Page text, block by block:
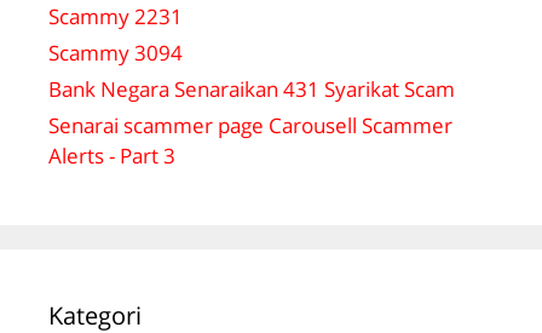
Scammy 2231
Scammy 3094
Bank Negara Senaraikan 431 Syarikat Scam
Senarai scammer page Carousell Scammer
Alerts - Part 3
Kategori